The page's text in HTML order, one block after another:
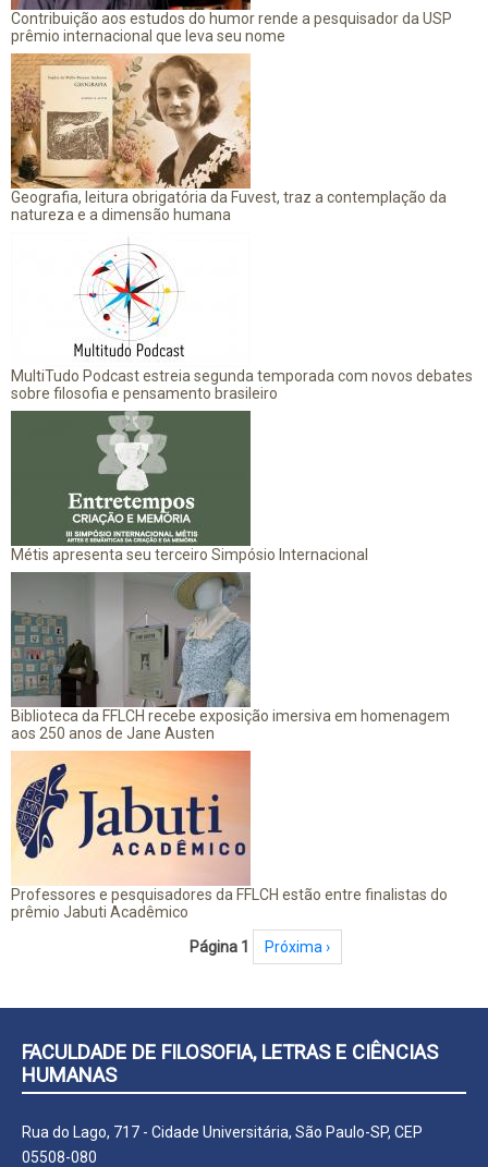
Contribuição aos estudos do humor rende a pesquisador da USP
prêmio internacional que leva seu nome
Geografia, leitura obrigatória da Fuvest, traz a contemplação da
natureza e a dimensão humana
MultiTudo Podcast estreia segunda temporada com novos debates
sobre filosofia e pensamento brasileiro
Métis apresenta seu terceiro Simpósio Internacional
Biblioteca da FFLCH recebe exposição imersiva em homenagem
aos 250 anos de Jane Austen
Professores e pesquisadores da FFLCH estão entre finalistas do
prêmio Jabuti Acadêmico
Página 1 Próxima página
Próxima ›
FACULDADE DE FILOSOFIA, LETRAS E CIÊNCIAS
HUMANAS
Rua do Lago, 717 - Cidade Universitária, São Paulo-SP, CEP
05508-080